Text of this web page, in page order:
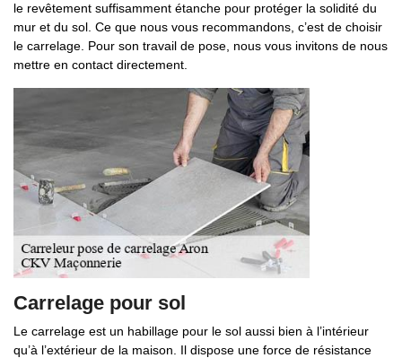
le revêtement suffisamment étanche pour protéger la solidité du
mur et du sol. Ce que nous vous recommandons, c’est de choisir
le carrelage. Pour son travail de pose, nous vous invitons de nous
mettre en contact directement.
Carrelage pour sol
Le carrelage est un habillage pour le sol aussi bien à l’intérieur
qu’à l’extérieur de la maison. Il dispose une force de résistance